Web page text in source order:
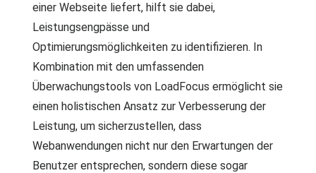
einer Webseite liefert, hilft sie dabei,
Leistungsengpässe und
Optimierungsmöglichkeiten zu identifizieren. In
Kombination mit den umfassenden
Überwachungstools von LoadFocus ermöglicht sie
einen holistischen Ansatz zur Verbesserung der
Leistung, um sicherzustellen, dass
Webanwendungen nicht nur den Erwartungen der
Benutzer entsprechen, sondern diese sogar